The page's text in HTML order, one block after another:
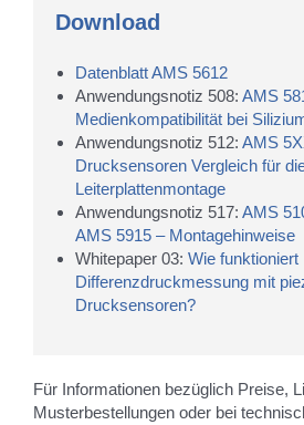
Download
Datenblatt AMS 5612
Anwendungsnotiz 508: AMS
Medienkompatibilität bei
Anwendungsnotiz 512: AMS
Drucksensoren Vergleich für
Leiterplattenmontage
Anwendungsnotiz 517: AMS
AMS 5915 – Montagehinweise
Whitepaper 03: Wie funktioniert
Differenzdruckmessung mit
Drucksensoren?
Für Informationen bezüglich Preise,
Musterbestellungen oder bei